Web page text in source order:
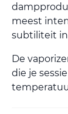
meest
subtiliteit in
De
die je